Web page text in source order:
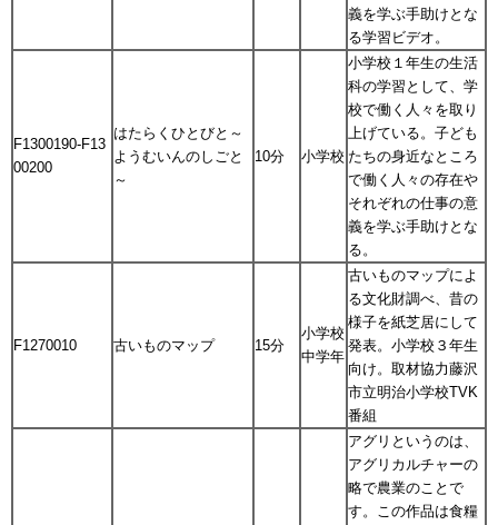
義を学ぶ手助けとな
る学習ビデオ。
F1300190-F13
00200
はたらくひとびと～
ようむいんのしごと
～
10分 小学校
小学校１年生の生活
科の学習として、学
校で働く人々を取り
上げている。子ども
たちの身近なところ
で働く人々の存在や
それぞれの仕事の意
義を学ぶ手助けとな
る。
F1270010 古いものマップ 15分
小学校
中学年
古いものマップによ
る文化財調べ、昔の
様子を紙芝居にして
発表。小学校３年生
向け。取材協力藤沢
市立明治小学校TVK
番組
アグリというのは、
アグリカルチャーの
略で農業のことで
す。この作品は食糧